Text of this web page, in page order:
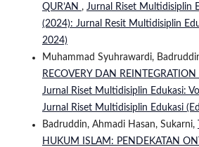
QUR’AN , Jurnal Riset Multidisiplin
(2024): Jurnal Resit Multidisiplin
2024)
Muhammad Syuhrawardi,
RECOVERY DAN
Jurnal Riset Multidisiplin Edukasi:
Jurnal Riset Multidisiplin Edukasi
Badruddin, Ahmadi Hasan, Sukarni,
HUKUM ISLAM: PENDEKATAN